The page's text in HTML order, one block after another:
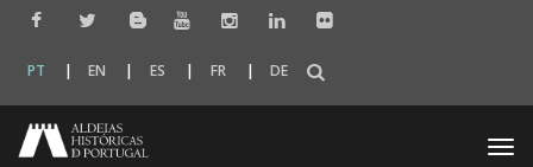
PT EN ES FR DE